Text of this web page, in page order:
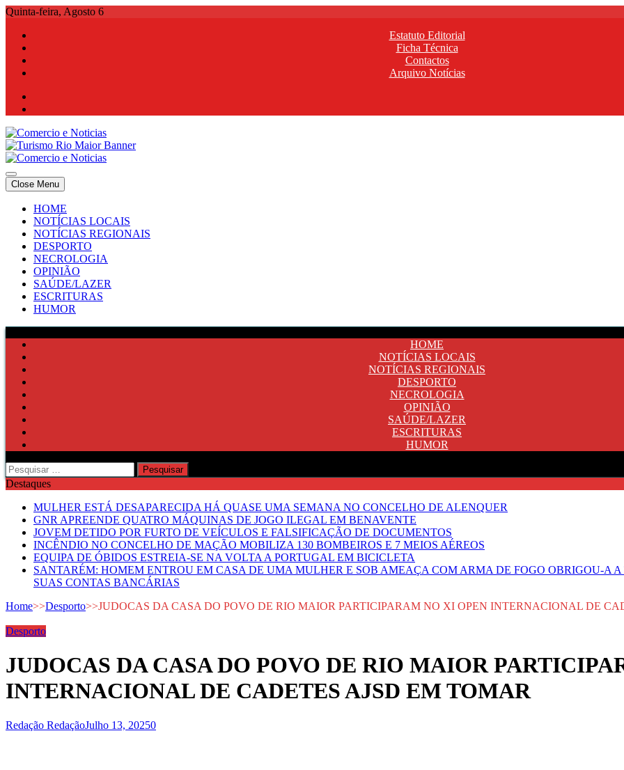
Skip
content
Quinta-feira, Agosto 6
Estatuto Editorial
Ficha Técnica
Contactos
Arquivo Notícias
Comercio e Noticias
Notícias e Publicidade Online
Comercio e Noticias
Notícias e Publicidade Online
Close Menu
HOME
NOTÍCIAS LOCAIS
NOTÍCIAS REGIONAIS
DESPORTO
NECROLOGIA
OPINIÃO
SAÚDE/LAZER
ESCRITURAS
HUMOR
HOME
NOTÍCIAS LOCAIS
NOTÍCIAS REGIONAIS
DESPORTO
NECROLOGIA
OPINIÃO
SAÚDE/LAZER
ESCRITURAS
HUMOR
Pesquisar
por:
Destaques
MULHER ESTÁ DESAPARECIDA HÁ QUASE UMA SEMANA NO CONCELHO DE ALENQUER
GNR APREENDE QUATRO MÁQUINAS DE JOGO ILEGAL EM BENAVENTE
JOVEM DETIDO POR FURTO DE VEÍCULOS E FALSIFICAÇÃO DE DOCUMENTOS
INCÊNDIO NO CONCELHO DE MAÇÃO MOBILIZA 130 BOMBEIROS E 7 MEIOS AÉREOS
EQUIPA DE ÓBIDOS ESTREIA-SE NA VOLTA A PORTUGAL EM BICICLETA
SANTARÉM: HOMEM ENTROU EM CASA DE UMA MULHER E SOB AMEAÇA COM ARMA DE FOGO OBRIGOU-A A
SUAS CONTAS BANCÁRIAS
Home>>Desporto>>JUDOCAS DA CASA DO POVO DE RIO MAIOR PARTICIPARAM NO XI OPEN INTERNACIONAL DE
Desporto
JUDOCAS DA CASA DO POVO DE RIO MAIOR
INTERNACIONAL DE CADETES AJSD EM TOMAR
Redação RedaçãoJulho 13, 20250